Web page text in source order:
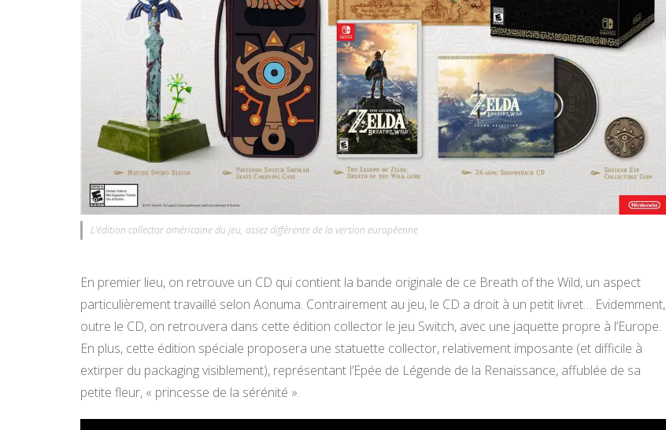
L’édition collector américaine du jeu, assez différente de la version européenne
En premier lieu, on retrouve un CD qui contient la bande originale de ce Breath of the Wild, un aspect
particulièrement travaillé selon Aonuma. Contrairement au jeu, le CD a droit à un petit livret… Evidemment,
outre le CD, on retrouvera dans cette édition collector le jeu Switch, avec une jaquette propre à l’Europe.
En plus, cette édition spéciale proposera une statuette collector, relativement imposante (et difficile à
extirper du packaging visiblement), représentant l’Epée de Légende de la Renaissance, affublée de sa
petite fleur, « princesse de la sérénité ».